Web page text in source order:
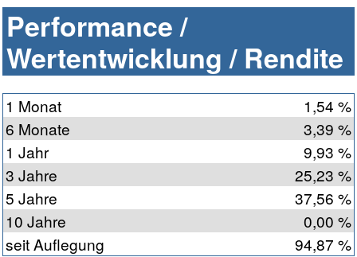
Performance /
Wertentwicklung / Rendite
1 Monat
1,54 %
6 Monate
3,39 %
1 Jahr
9,93 %
3 Jahre
25,23 %
5 Jahre
37,56 %
10 Jahre
0,00 %
seit Auflegung
94,87 %